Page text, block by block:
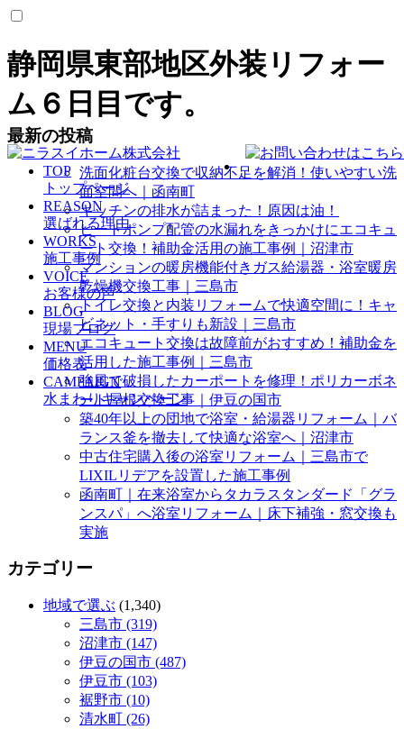
静岡県東部地区外装リフォー
ム６日目です。
TOP
トップページ
REASON
選ばれる理由
WORKS
施工事例
VOICE
お客様の声
BLOG
現場ブログ
MENU
価格表
CAMPAIGN
水まわりキャンペーン
最新の投稿
洗面化粧台交換で収納不足を解消！使いやすい洗
面空間へ｜函南町
キッチンの排水が詰まった！原因は油！
ヒートポンプ配管の水漏れをきっかけにエコキュ
ート交換！補助金活用の施工事例｜沼津市
マンションの暖房機能付きガス給湯器・浴室暖房
乾燥機交換工事｜三島市
トイレ交換と内装リフォームで快適空間に！キャ
ビネット・手すりも新設｜三島市
エコキュート交換は故障前がおすすめ！補助金を
活用した施工事例｜三島市
強風で破損したカーポートを修理！ポリカーボネ
ート屋根交換工事｜伊豆の国市
築40年以上の団地で浴室・給湯器リフォーム｜バ
ランス釜を撤去して快適な浴室へ｜沼津市
中古住宅購入後の浴室リフォーム｜三島市で
LIXILリデアを設置した施工事例
函南町｜在来浴室からタカラスタンダード「グラ
ンスパ」へ浴室リフォーム｜床下補強・窓交換も
実施
カテゴリー
地域で選ぶ (1,340)
三島市 (319)
沼津市 (147)
伊豆の国市 (487)
伊豆市 (103)
裾野市 (10)
清水町 (26)